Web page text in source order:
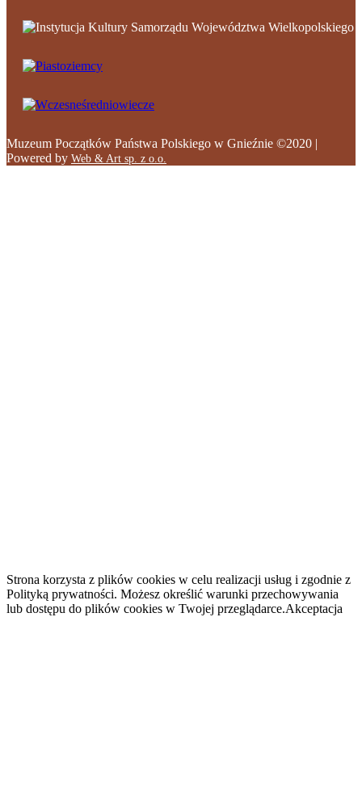
Muzeum Początków Państwa Polskiego w Gnieźnie ©2020 |
Powered by Web & Art sp. z o.o.
Strona korzysta z plików cookies w celu realizacji usług i zgodnie z
Polityką prywatności. Możesz określić warunki przechowywania
lub dostępu do plików cookies w Twojej przeglądarce.Akceptacja